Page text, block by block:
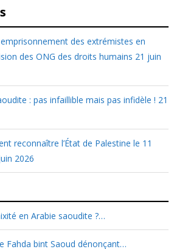
des extrémistes en
des ONG des droits humains 21 juin
: pas infaillible mais pas infidèle ! 21
reconnaître l’État de Palestine le 11
2026
en Arabie saoudite ?…
Fahda bint Saoud dénonçant…